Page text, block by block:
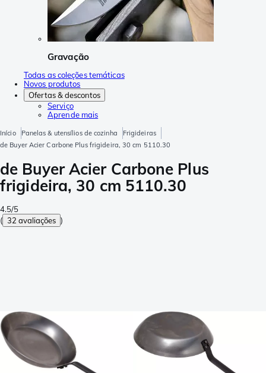
Gravação
Todas as coleções temáticas
Novos produtos
Ofertas & descontos
Serviço
Aprende mais
Início Panelas & utensílios de cozinha
Frigideiras
de Buyer Acier Carbone Plus frigideira, 30 cm 5110.30
de Buyer Acier Carbone Plus
frigideira, 30 cm 5110.30
4.5/5
( 32 avaliações )